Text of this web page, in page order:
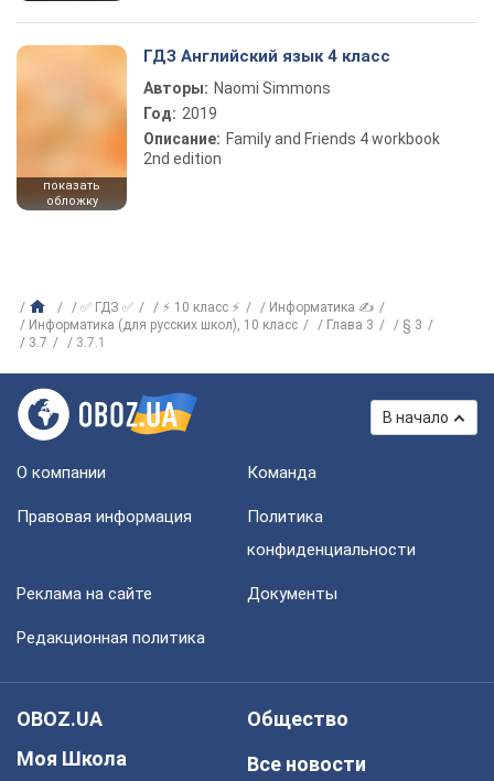
показать
обложку
ГДЗ Английский язык 4 класс
Авторы: Naomi Simmons
Год: 2019
Описание: Family and Friends 4 workbook
2nd edition
✅ ГДЗ ✅ ⚡ 10 класс ⚡
Информатика ✍
Информатика (для русских школ), 10 класс
Глава 3
§ 3
3.7
3.7.1
В начало
О компании Команда
Правовая информация
Политика
конфиденциальности
Реклама на сайте Документы
Редакционная политика
OBOZ.UA
Моя Школа
Общество
Все новости